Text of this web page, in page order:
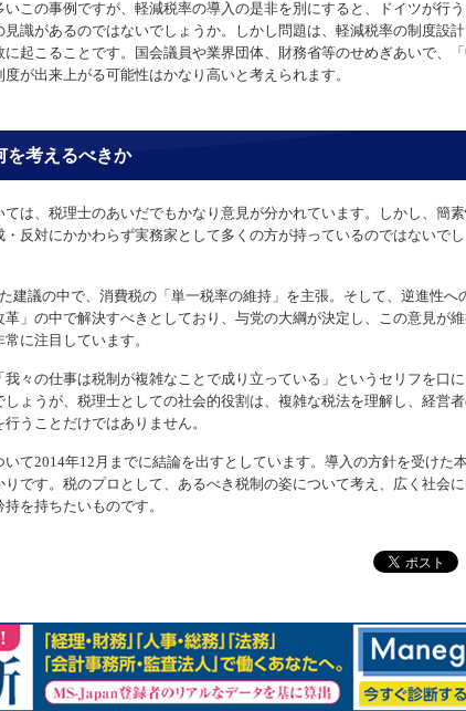
この事例ですが、軽減税率の導入の是非を別にすると、ドイツが行
識があるのではないでしょうか。しかし問題は、軽減税率の制度設
起こることです。国会議員や業界団体、財務省等のせめぎあいで、
が出来上がる可能性はかなり高いと考えられます。
を考えるべきか
は、税理士のあいだでもかなり意見が分かれています。しかし、簡
反対にかかわらず実務家として多くの方が持っているのではないでし
建議の中で、消費税の「単一税率の維持」を主張。そして、逆進性へ
」の中で解決すべきとしており、与党の大綱が決定し、この意見が維
に注目しています。
々の仕事は税制が複雑なことで成り立っている」というセリフを口に
ょうが、税理士としての社会的役割は、複雑な税法を理解し、経営
うことだけではありません。
て2014年12月までに結論を出すとしています。導入の方針を受けた
です。税のプロとして、あるべき税制の姿について考え、広く社会
を持ちたいものです。